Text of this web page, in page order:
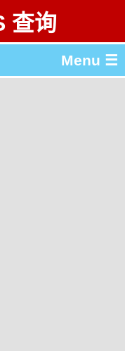
查询
Menu ☰